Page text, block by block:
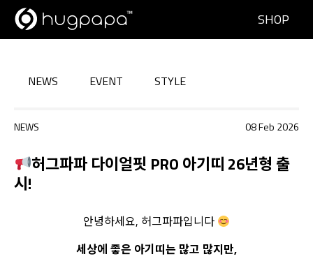
SHOP
NEWS EVENT STYLE
NEWS 08 Feb 2026
허그파파 다이얼핏 PRO 아기띠 26년형 출
시!
안녕하세요, 허그파파입니다
세상에 좋은 아기띠는 많고 많지만,